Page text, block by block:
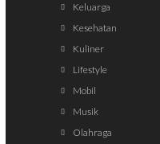
Keluarga
Kesehatan
Kuliner
Lifestyle
Mobil
Musik
Olahraga